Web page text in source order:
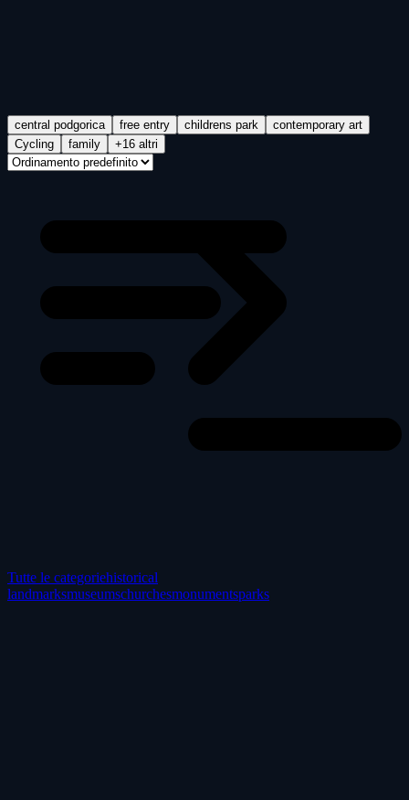
central podgorica free entry childrens park
contemporary art
Cycling
family +16 altri
Tutte le categoriehistorical
landmarksmuseumschurchesmonumentsparks